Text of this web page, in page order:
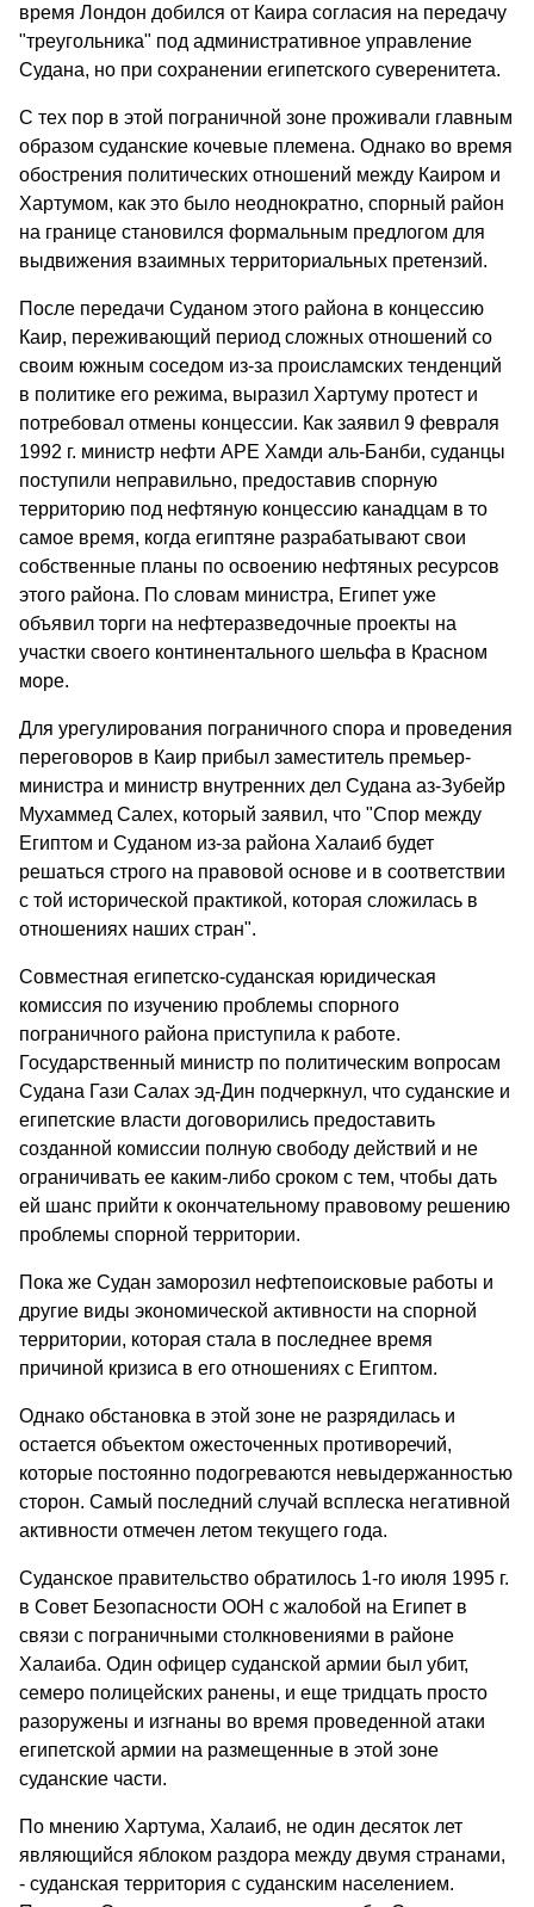
время Лондон добился от Каира согласия на передачу
"треугольника" под административное управление
Судана, но при сохранении египетского суверенитета.
С тех пор в этой пограничной зоне проживали главным
образом суданские кочевые племена. Однако во время
обострения политических отношений между Каиром и
Хартумом, как это было неоднократно, спорный район
на границе становился формальным предлогом для
выдвижения взаимных территориальных претензий.
После передачи Суданом этого района в концессию
Каир, переживающий период сложных отношений со
своим южным соседом из-за происламских тенденций
в политике его режима, выразил Хартуму протест и
потребовал отмены концессии. Как заявил 9 февраля
1992 г. министр нефти АРЕ Хамди аль-Банби, суданцы
поступили неправильно, предоставив спорную
территорию под нефтяную концессию канадцам в то
самое время, когда египтяне разрабатывают свои
собственные планы по освоению нефтяных ресурсов
этого района. По словам министра, Египет уже
объявил торги на нефтеразведочные проекты на
участки своего континентального шельфа в Красном
море.
Для урегулирования пограничного спора и проведения
переговоров в Каир прибыл заместитель премьер-
министра и министр внутренних дел Судана аз-Зубейр
Мухаммед Салех, который заявил, что "Спор между
Египтом и Суданом из-за района Халаиб будет
решаться строго на правовой основе и в соответствии
с той исторической практикой, которая сложилась в
отношениях наших стран".
Совместная египетско-суданская юридическая
комиссия по изучению проблемы спорного
пограничного района приступила к работе.
Государственный министр по политическим вопросам
Судана Гази Салах эд-Дин подчеркнул, что суданские и
египетские власти договорились предоставить
созданной комиссии полную свободу действий и не
ограничивать ее каким-либо сроком с тем, чтобы дать
ей шанс прийти к окончательному правовому решению
проблемы спорной территории.
Пока же Судан заморозил нефтепоисковые работы и
другие виды экономической активности на спорной
территории, которая стала в последнее время
причиной кризиса в его отношениях с Египтом.
Однако обстановка в этой зоне не разрядилась и
остается объектом ожесточенных противоречий,
которые постоянно подогреваются невыдержанностью
сторон. Самый последний случай всплеска негативной
активности отмечен летом текущего года.
Суданское правительство обратилось 1-го июля 1995 г.
в Совет Безопасности ООН с жалобой на Египет в
связи с пограничными столкновениями в районе
Халаиба. Один офицер суданской армии был убит,
семеро полицейских ранены, и еще тридцать просто
разоружены и изгнаны во время проведенной атаки
египетской армии на размещенные в этой зоне
суданские части.
По мнению Хартума, Халаиб, не один десяток лет
являющийся яблоком раздора между двумя странами,
- суданская территория с суданским населением.